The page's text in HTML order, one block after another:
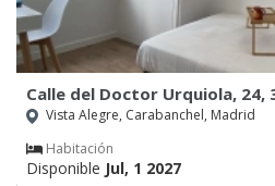
Calle del Doctor Urquiola, 24,
Vista Alegre, Carabanchel, Madrid
Habitación
Disponible Jul, 1 2027